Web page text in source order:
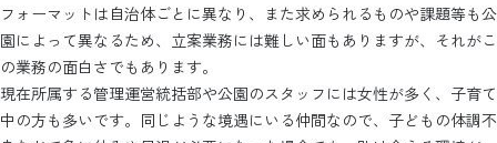
フォーマットは自治体ごとに異なり、また求められるものや課題等も公
園によって異なるため、立案業務には難しい面もありますが、それがこ
の業務の面白さでもあります。
現在所属する管理運営統括部や公園のスタッフには女性が多く、子育て
中の方も多いです。同じような境遇にいる仲間なので、子どもの体調不